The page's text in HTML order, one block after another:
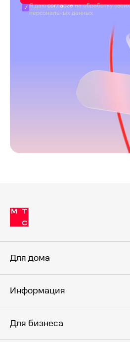
Я даюсогласиена обработку своих
персональных данных
Для дома
Информация
Для бизнеса